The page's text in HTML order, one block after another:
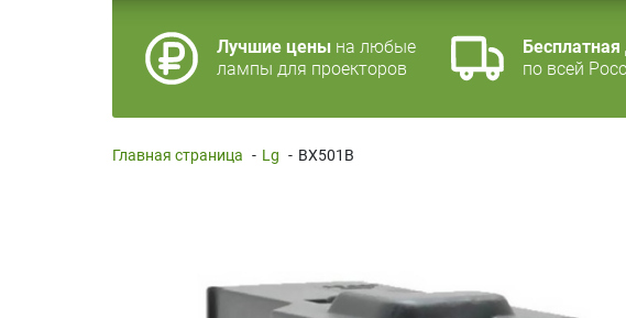
Лучшие цены на любые
лампы для проекторов
Бесплатная
по всей
Главная страница - Lg - BX501B